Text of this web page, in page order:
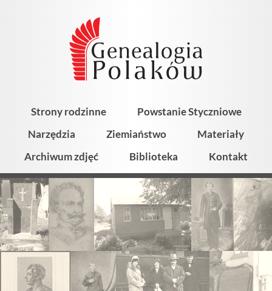
Strony rodzinne
Powstanie Styczniowe
Narzędzia
Ziemiaństwo
Materiały
Archiwum zdjęć
Biblioteka Kontakt